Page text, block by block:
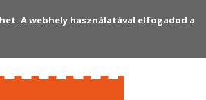
Bejelentkezés
A webhely használatával elfogadod a